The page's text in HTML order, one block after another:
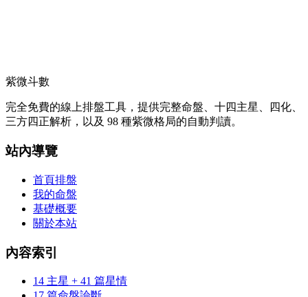
紫微斗數
完全免費的線上排盤工具，提供完整命盤、十四主星、四化、
三方四正解析，以及 98 種紫微格局的自動判讀。
站內導覽
首頁排盤
我的命盤
基礎概要
關於本站
內容索引
14 主星 + 41 篇星情